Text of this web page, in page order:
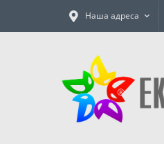
Наша адреса